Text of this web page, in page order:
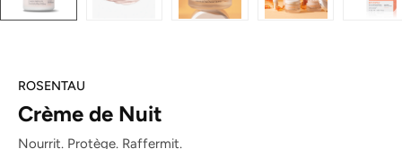
ROSENTAU
Crème de Nuit
Nourrit. Protège. Raffermit.